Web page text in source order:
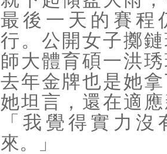
最後一天的賽程
行。公開女子擲
師大體育碩一洪
去年金牌也是她
她坦言，還在適
「我覺得實力沒
來。」